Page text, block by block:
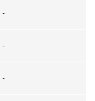
-
-
-